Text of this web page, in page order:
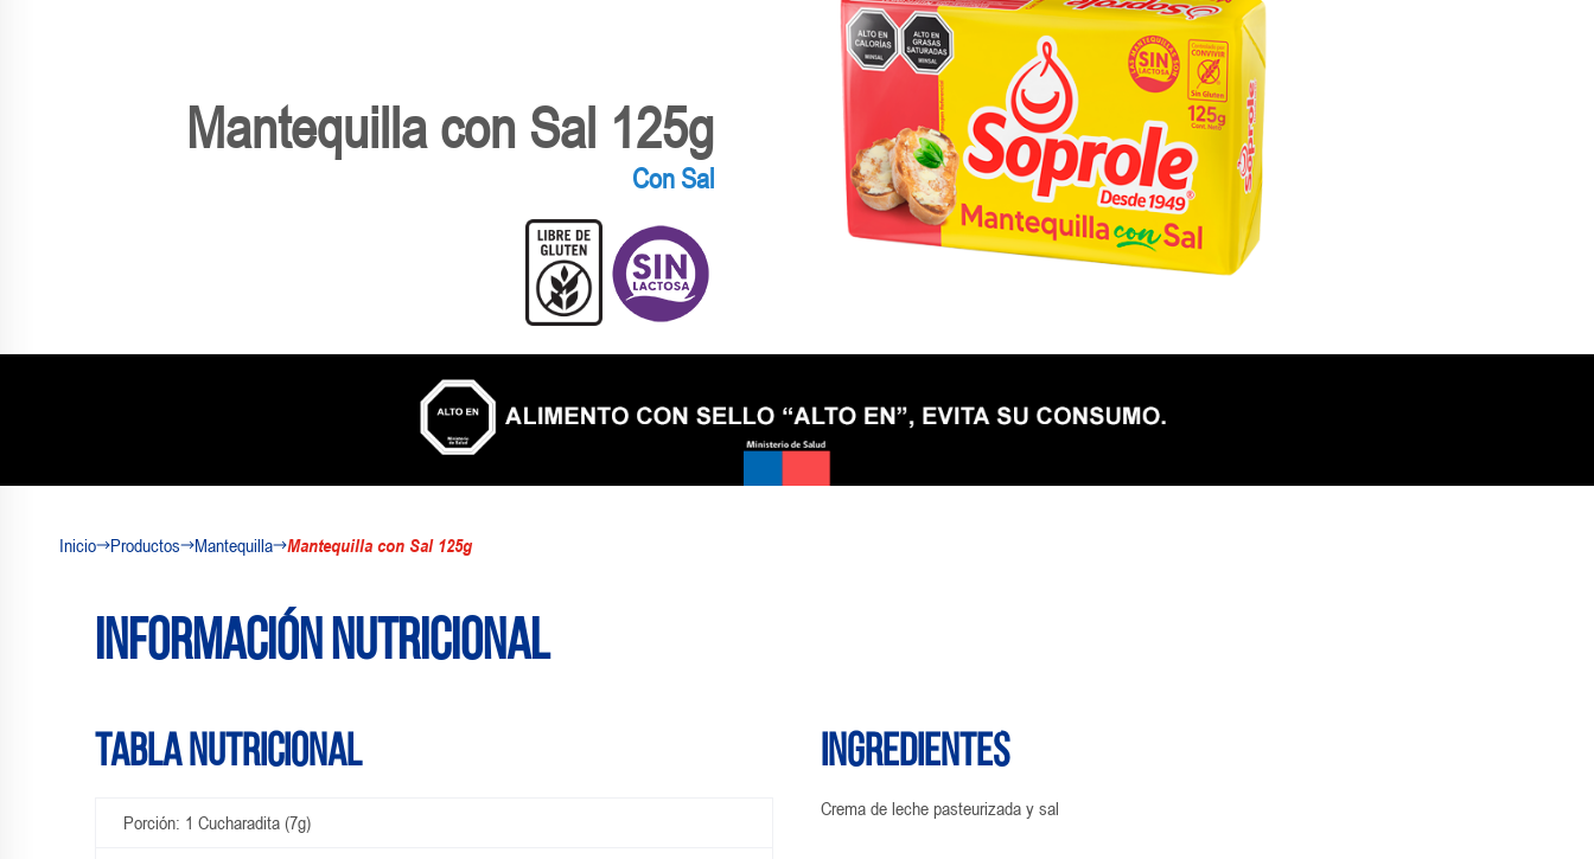
Mantequilla con Sal 125g
Con Sal
Inicio Productos Mantequilla Mantequilla con Sal 125g
Información nutricional
Tabla Nutricional
Porción: 1 Cucharadita (7g)
Ingredientes
Crema de leche pasteurizada y sal